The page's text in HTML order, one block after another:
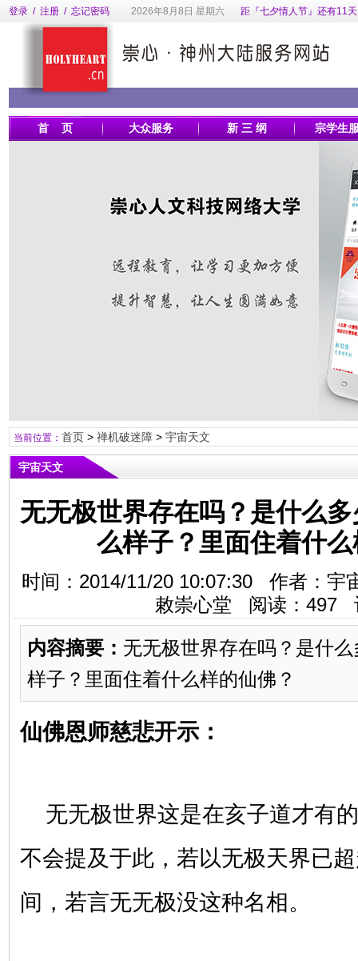
登录/ 注册/ 忘记密码 2026年8月8日 星期六 距『七夕情人节』还有11天
首 页 大众服务 新 三 纲 宗学生
当前位置： 首页> 禅机破迷障> 宇宙天文
宇宙天文
无无极世界存在吗？是什么
么样子？里面住着什
时间：2014/11/20 10:07:30 作者：
敕崇心堂 阅读： 497
内容摘要： 无无极世界存在吗？是什
样子？里面住着什么样的仙佛？
仙佛恩师慈悲开示：
无无极世界这是在亥子道才有
不会提及于此，若以无极天界已
间，若言无无极没这种名相。